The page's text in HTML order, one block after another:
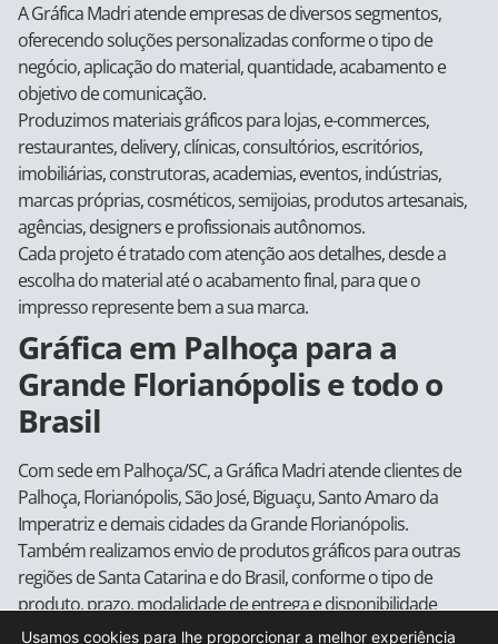
A Gráfica Madri atende empresas de diversos segmentos,
oferecendo soluções personalizadas conforme o tipo de
negócio, aplicação do material, quantidade, acabamento e
objetivo de comunicação.
Produzimos materiais gráficos para lojas, e-commerces,
restaurantes, delivery, clínicas, consultórios, escritórios,
imobiliárias, construtoras, academias, eventos, indústrias,
marcas próprias, cosméticos, semijoias, produtos artesanais,
agências, designers e profissionais autônomos.
Cada projeto é tratado com atenção aos detalhes, desde a
escolha do material até o acabamento final, para que o
impresso represente bem a sua marca.
Gráfica em Palhoça para a
Grande Florianópolis e todo o
Brasil
Com sede em Palhoça/SC, a Gráfica Madri atende clientes de
Palhoça, Florianópolis, São José, Biguaçu, Santo Amaro da
Imperatriz e demais cidades da Grande Florianópolis.
Também realizamos envio de produtos gráficos para outras
regiões de Santa Catarina e do Brasil, conforme o tipo de
produto, prazo, modalidade de entrega e disponibilidade
logística.
Usamos cookies para lhe proporcionar a melhor experiência